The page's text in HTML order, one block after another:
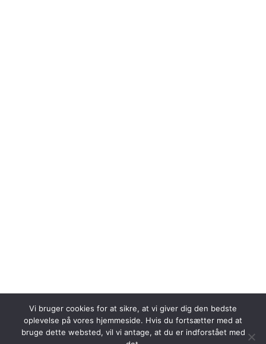
Vi bruger cookies for at sikre, at vi giver dig den bedste
oplevelse på vores hjemmeside. Hvis du fortsætter med at
bruge dette websted, vil vi antage, at du er indforstået med